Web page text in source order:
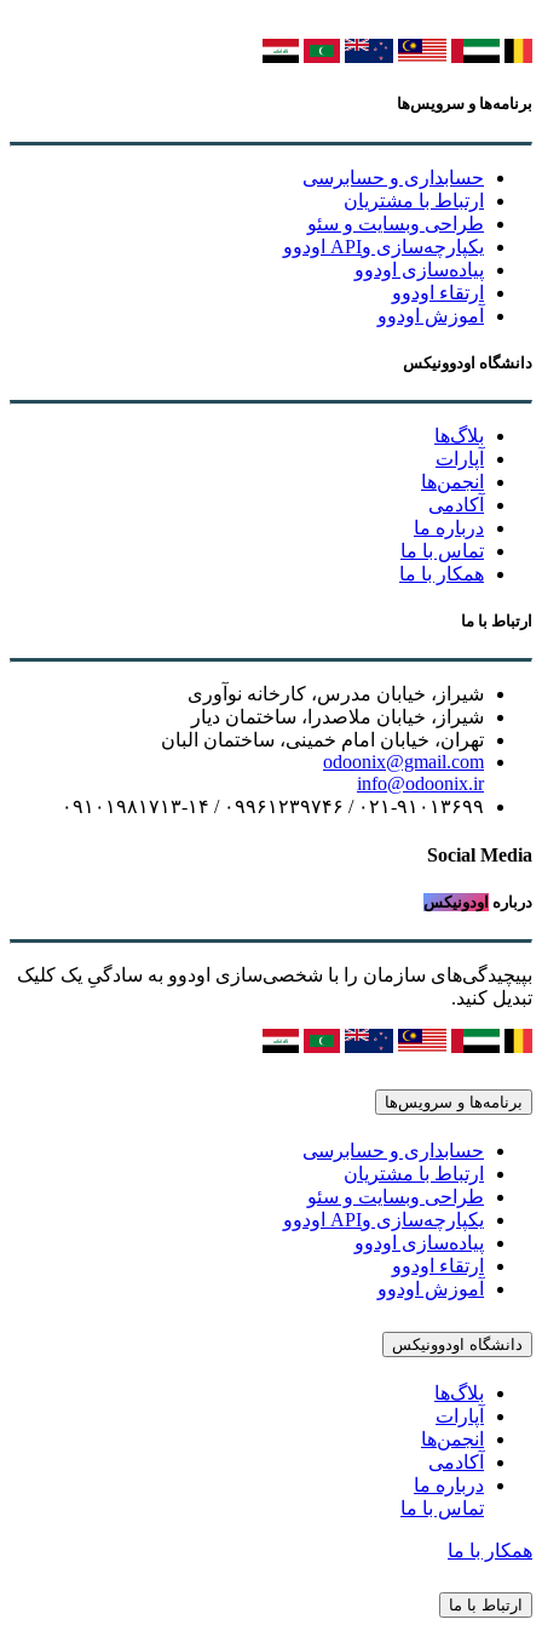
برنامه‌ها و سرویس‌ها
حسابداری و حسابرسی
ارتباط با مشتریان
طراحی وبسایت و سئو
یکپارچه‌سازی وAPI اودوو
پیاده‌سازی اودوو
ارتقاء اودوو
آموزش اودوو
دانشگاه اودوونیکس
بلاگ‌ها
آپارات
انجمن‌ها
آکادمی
درباره ما
تماس با ما
همکار با ما
ارتباط با ما
شیراز، خیابان مدرس، کارخانه نوآوری
شیراز، خیابان ملاصدرا، ساختمان دیار
تهران، خیابان امام خمینی، ساختمان البان
odoonix@gmail.com
info@odoonix.ir
۰۲۱-۹۱۰۱۳۶۹۹ / ۰۹۹۶۱۲۳۹۷۴۶ / ۰۹۱۰۱۹۸۱۷۱۳-۱۴
Social Media
درباره اودونیکس
بپیچیدگی‌های سازمان را با شخصی‌سازی اودوو به سادگیِ یک کلیک
تبدیل کنید.
برنامه‌ها و سرویس‌ها
حسابداری و حسابرسی
ارتباط با مشتریان
طراحی وبسایت و سئو
یکپارچه‌سازی وAPI اودوو
پیاده‌سازی اودوو
ارتقاء اودوو
آموزش اودوو
دانشگاه اودوونیکس
بلاگ‌ها
آپارات
انجمن‌ها
آکادمی
درباره ما
تماس با ما
همکار با ما
ارتباط با ما